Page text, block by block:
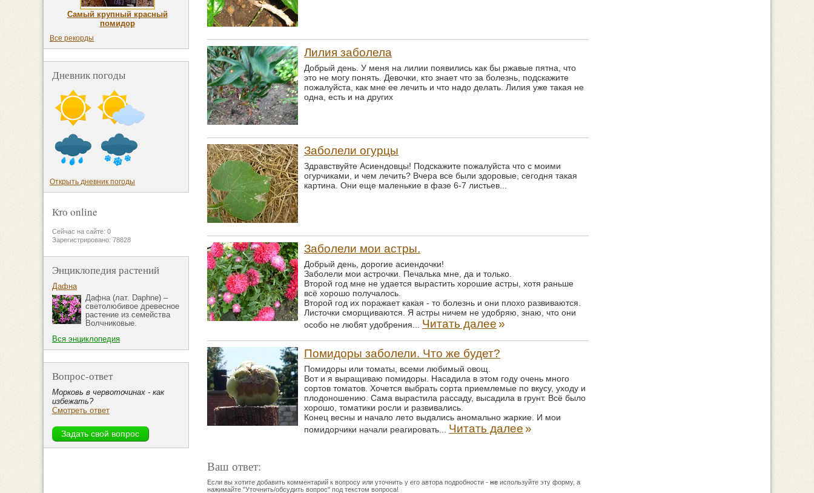
Лилия заболела
Добрый день. У меня на лилии появились как бы ржавые пятна, что
это не могу понять. Девочки, кто знает что за болезнь, подскажите
пожалуйста, как мне ее лечить и что надо делать. Лилия уже такая не
одна, есть и на других
Заболели огурцы
Здравствуйте Асиендовцы! Подскажите пожалуйста что с моими
огурчиками, и чем лечить? Вчера все были здоровые, сегодня такая
картина. Они еще маленькие в фазе 6-7 листьев...
Заболели мои астры.
Добрый день, дорогие асиендочки!
Заболели мои астрочки. Печалька мне, да и только.
Второй год мне не удается вырастить хорошие астры, хотя раньше
всё хорошо получалось.
Второй год их поражает какая - то болезнь и они плохо развиваются.
Листочки сморщиваются. Я астры ничем не удобряю, знаю, что они
особо не любят удобрения... Читать далее»
Помидоры заболели. Что же будет?
Помидоры или томаты, всеми любимый овощ.
Вот и я выращиваю помидоры. Насадила в этом году очень много
сортов томатов. Хочется выбрать сорта приемлемые по вкусу, уходу и
плодоношению. Сама вырастила рассаду, высадила в грунт. Всё было
хорошо, томатики росли и развивались.
Конец весны и начало лето выдались аномально жаркие. И мои
помидорчики начали реагировать... Читать далее»
Ваш ответ:
Если вы хотите добавить комментарий к вопросу или уточнить у его автора подробности - не используйте эту форму, а
нажимайте "Уточнить/обсудить вопрос" под текстом вопроса!
Самый крупный красный
помидор
Все рекорды
Дневник погоды
Открыть дневник погоды
Кто online
Сейчас на сайте: 0
Зарегистрировано: 78828
Энциклопедия растений
Дафна
Дафна (лат. Daphne) –
светолюбивое древесное
растение из семейства
Волчниковые.
Вся энциклопедия
Вопрос-ответ
Морковь в червоточинах - как
избежать?
Смотреть ответ